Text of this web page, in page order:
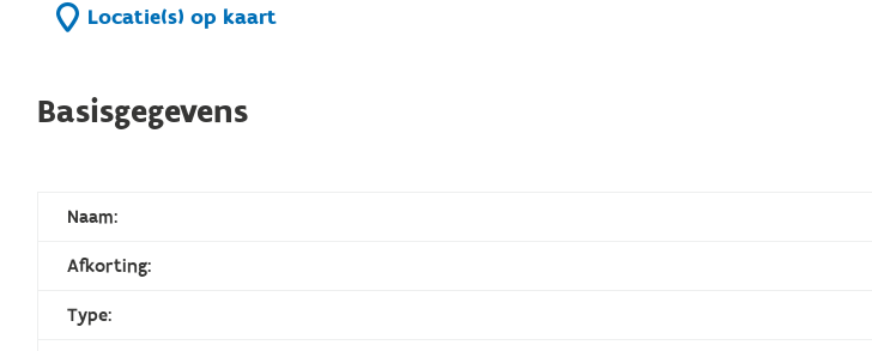
Locatie(s) op kaart
Basisgegevens
Naam:
Afkorting:
Type: